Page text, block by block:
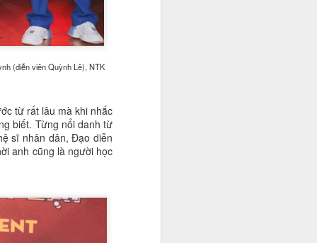
(diễn viên Quỳnh Lê), NTK
từ rất lâu mà khi nhắc
biết. Từng nổi danh từ
sĩ nhân dân, Đạo diễn
anh cũng là người học